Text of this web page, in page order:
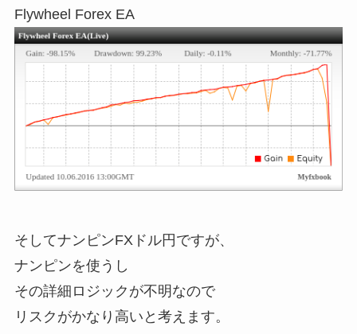
Flywheel Forex EA
そしてナンピンFXドル円ですが、
ナンピンを使うし
その詳細ロジックが不明なので
リスクがかなり高いと考えます。